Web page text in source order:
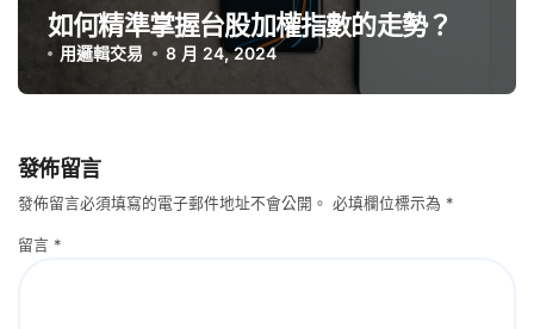
如何精準掌握台股加權指數的走勢？
用邏輯交易 8 月 24, 2024
發佈留言
發佈留言必須填寫的電子郵件地址不會公開。 必填欄位標示為 *
留言 *